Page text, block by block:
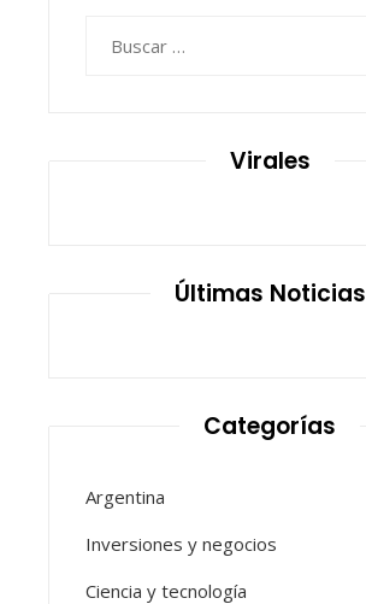
Virales
Últimas Noticias
Categorías
Argentina
Inversiones y negocios
Ciencia y tecnología